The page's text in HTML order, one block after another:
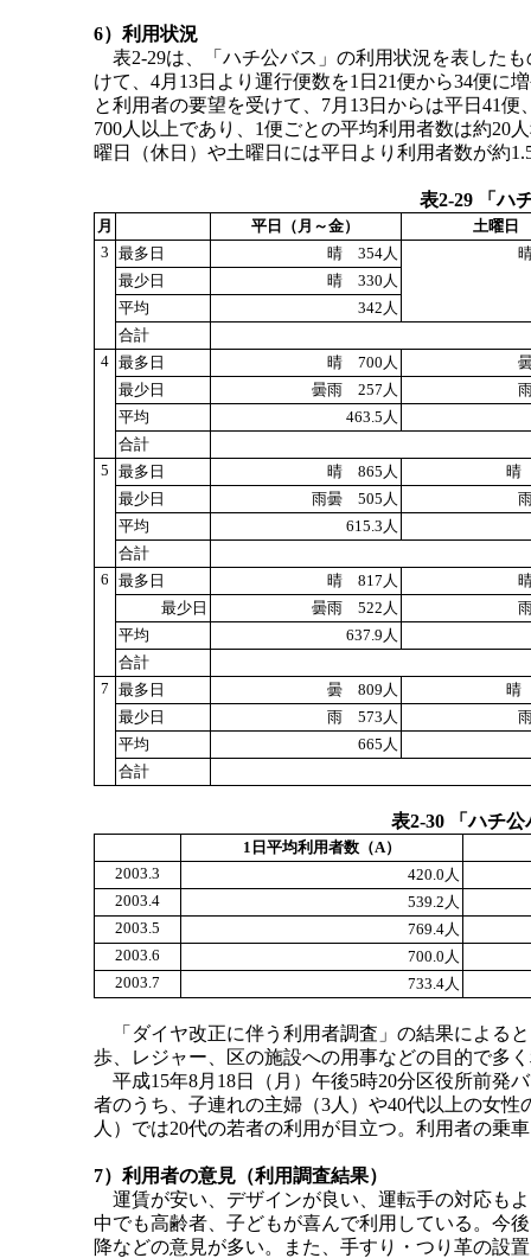
6）利用状況
表2-29は、「ハチ公バス」の利用状況を表した
けて、4月13日より運行便数を1日21便から34便に
と利用者の要望を受けて、7月13日からは平日41
700人以上であり、1便ごとの平均利用者数は約20
曜日（休日）や土曜日には平日より利用者数が約
表2-29 「ハ
月 平日（月～金）
土曜日
3 最多日 晴 354人
最少日
晴 330人
平均
342人
合計
4 最多日 晴 700人
最少日
曇雨 257人
平均
463.5人
合計
5 最多日 晴 865人
晴
最少日
雨曇 505人
平均
615.3人
合計
6 最多日 晴 817人
最少日
曇雨 522人
平均
637.9人
合計
7 最多日 曇 809人
晴
最少日
雨 573人
平均
665人
合計
表2-30 「ハチ
1日平均利用者数（A）
2003.3
420.0人
2003.4
539.2人
2003.5
769.4人
2003.6
700.0人
2003.7
733.4人
「ダイヤ改正に伴う利用者調査」の結果による
歩、レジャー、区の施設への用事などの目的で多
平成15年8月18日（月）午後5時20分区役所前発
者のうち、子連れの主婦（3人）や40代以上の女
人）では20代の若者の利用が目立つ。利用者の乗
7）利用者の意見（利用調査結果）
運賃が安い、デザインが良い、運転手の対応も
中でも高齢者、子どもが喜んで利用している。今
降などの意見が多い。また、手すり・つり革の設